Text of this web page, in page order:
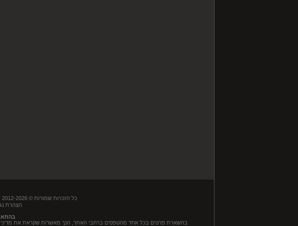
כל הזכויות שמורות © 2012-2026
הצהרת
בהתאם לתיקון
בהשארת פרטים בכל אחד מהטפסים ברחבי האתר, הנך מאשר/ת שקראת את מדיניות